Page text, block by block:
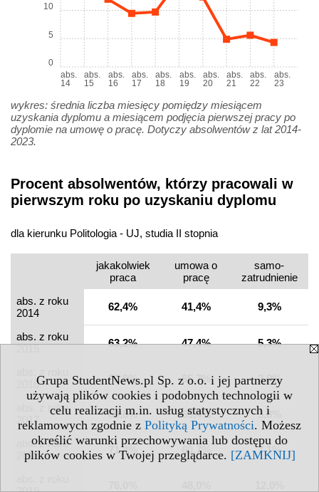
Grupa StudentNews.pl Sp. z o.o. i jej partnerzy
używają plików cookies i podobnych technologii w
celu realizacji m.in. usług statystycznych i
reklamowych zgodnie z Polityką Prywatności. Możesz
określić warunki przechowywania lub dostępu do
plików cookies w Twojej przeglądarce. [ZAMKNIJ]
abs.
14
abs.
15
abs.
16
abs.
17
abs.
18
abs.
19
abs.
20
abs.
21
abs.
22
abs.
23
0
5
10
wykres: średnia liczba miesięcy pomiędzy miesiącem
uzyskania dyplomu a miesiącem podjęcia pierwszej pracy po
dyplomie na umowę o pracę. Dotyczy absolwentów z lat 2014-
2023.
Procent absolwentów, którzy pracowali w
pierwszym roku po uzyskaniu dyplomu
dla kierunku Politologia - UJ, studia II stopnia
jakakolwiek
praca
umowa o
pracę
samo­
zatrudnienie
abs. z roku
2014
62,4% 41,4% 9,3%
abs. z roku
2015
63,2% 47,4% 5,3%
2016
82,9% 65,7% 2,9%
abs. z roku
2017
80,8% 65,4% 3,8%
abs. z roku
2018
71,4% 60,7% 7,1%